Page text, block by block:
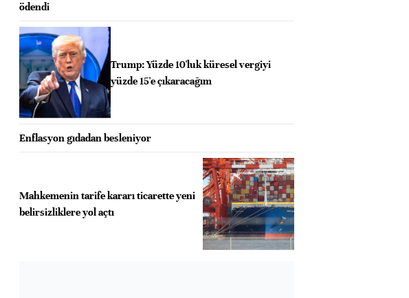
ödendi
Trump: Yüzde 10'luk küresel vergiyi
yüzde 15'e çıkaracağım
Enflasyon gıdadan besleniyor
Mahkemenin tarife kararı ticarette yeni
belirsizliklere yol açtı